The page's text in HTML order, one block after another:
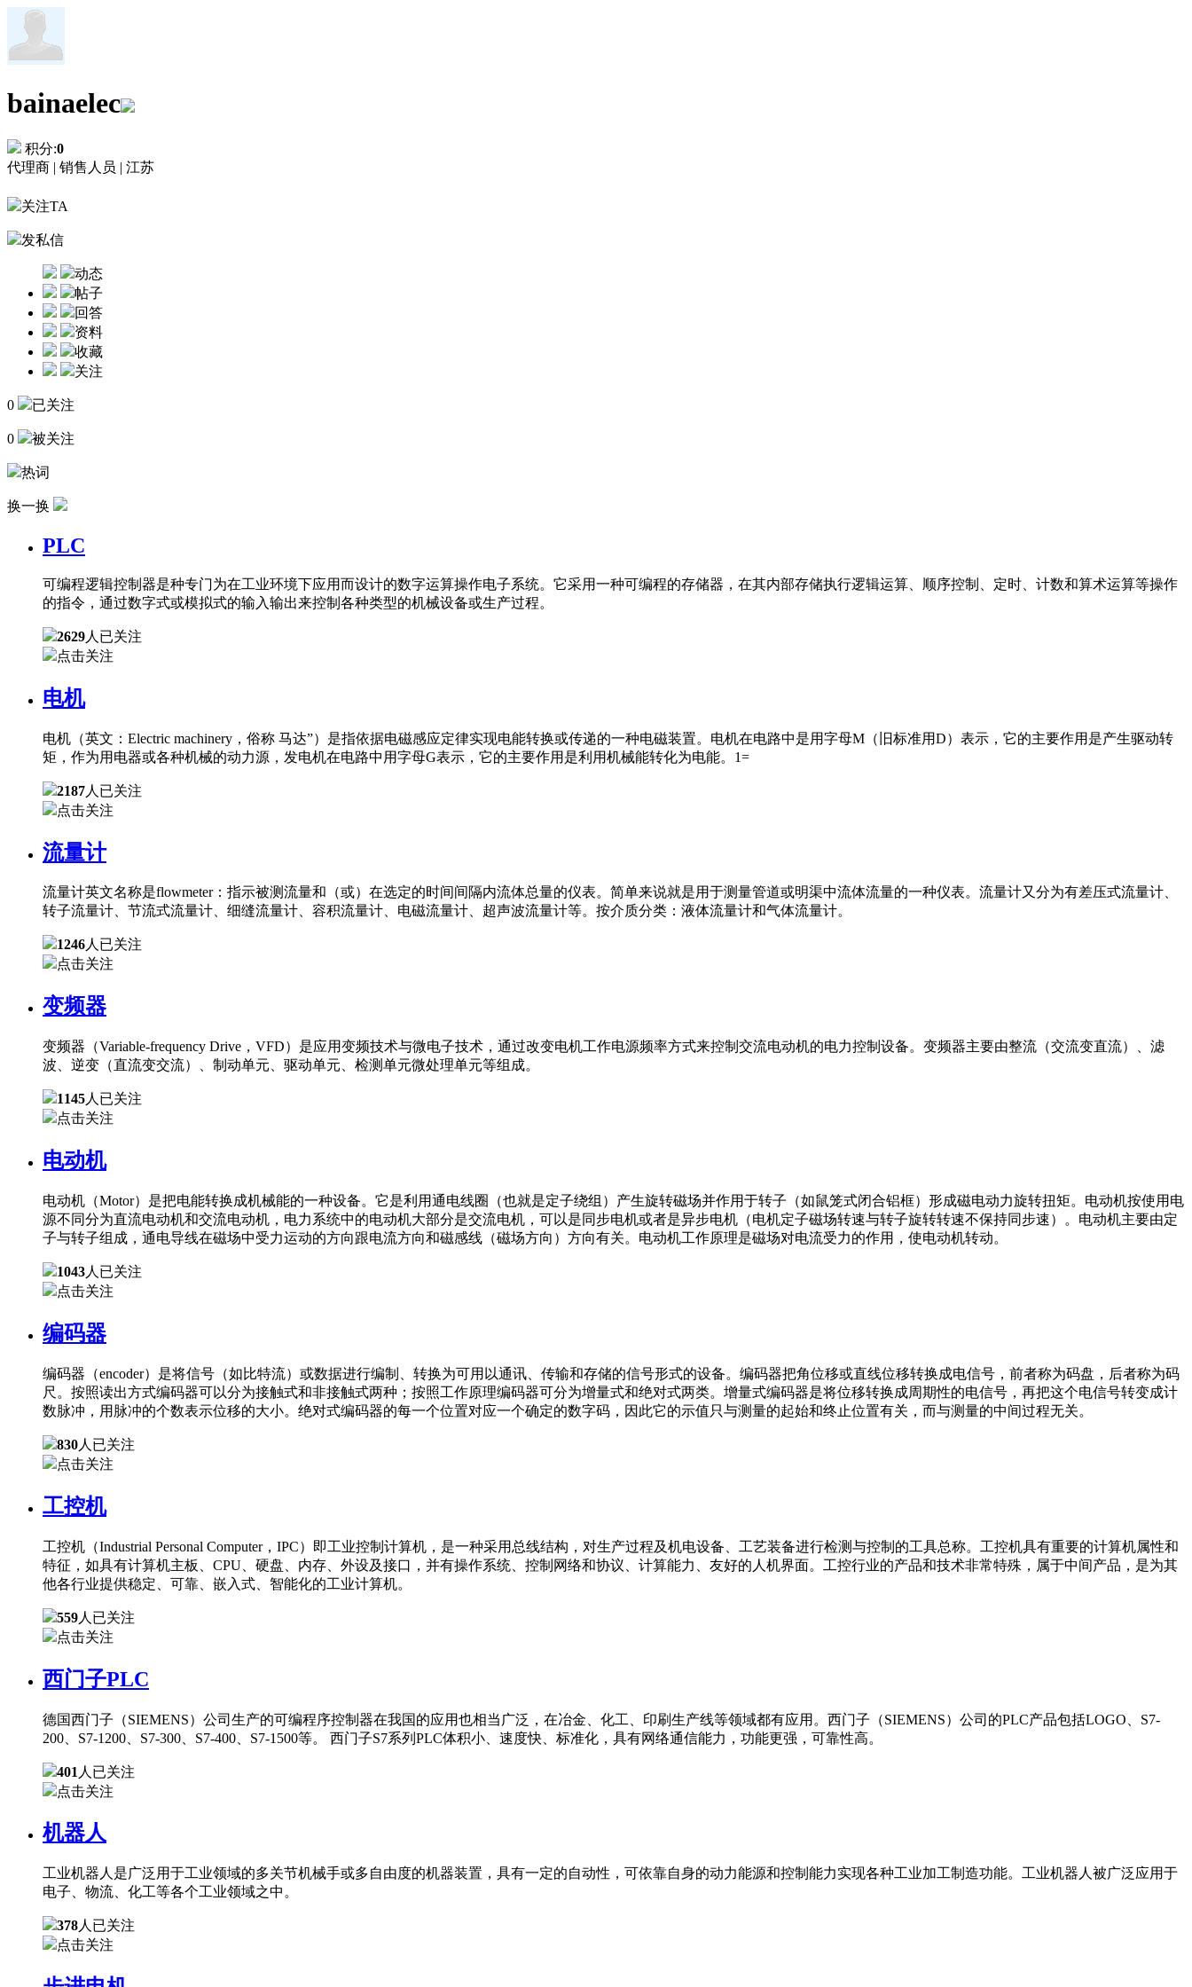
bainaelec
积分:0
代理商 | 销售人员 | 江苏
关注TA
发私信
动态
帖子
回答
资料
收藏
关注
0 已关注
0 被关注
热词
换一换
PLC
可编程逻辑控制器是种专门为在工业环境下应用而设计的数字运算操作电子系统。它采用一种可编程的存储器，在其内部存储执行逻辑运算、顺序控制、定时、计数和算术运算等操作
的指令，通过数字式或模拟式的输入输出来控制各种类型的机械设备或生产过程。
2629人已关注
点击关注
电机
电机（英文：Electric machinery，俗称 马达”）是指依据电磁感应定律实现电能转换或传递的一种电磁装置。电机在电路中是用字母M（旧标准用D）表示，它的主要作用是产生驱动转
矩，作为用电器或各种机械的动力源，发电机在电路中用字母G表示，它的主要作用是利用机械能转化为电能。1=
2187人已关注
点击关注
流量计
流量计英文名称是flowmeter：指示被测流量和（或）在选定的时间间隔内流体总量的仪表。简单来说就是用于测量管道或明渠中流体流量的一种仪表。流量计又分为有差压式流量计、
转子流量计、节流式流量计、细缝流量计、容积流量计、电磁流量计、超声波流量计等。按介质分类：液体流量计和气体流量计。
1246人已关注
点击关注
变频器
变频器（Variable-frequency Drive，VFD）是应用变频技术与微电子技术，通过改变电机工作电源频率方式来控制交流电动机的电力控制设备。变频器主要由整流（交流变直流）、滤
波、逆变（直流变交流）、制动单元、驱动单元、检测单元微处理单元等组成。
1145人已关注
点击关注
电动机
电动机（Motor）是把电能转换成机械能的一种设备。它是利用通电线圈（也就是定子绕组）产生旋转磁场并作用于转子（如鼠笼式闭合铝框）形成磁电动力旋转扭矩。电动机按使用电
源不同分为直流电动机和交流电动机，电力系统中的电动机大部分是交流电机，可以是同步电机或者是异步电机（电机定子磁场转速与转子旋转转速不保持同步速）。电动机主要由定
子与转子组成，通电导线在磁场中受力运动的方向跟电流方向和磁感线（磁场方向）方向有关。电动机工作原理是磁场对电流受力的作用，使电动机转动。
1043人已关注
点击关注
编码器
编码器（encoder）是将信号（如比特流）或数据进行编制、转换为可用以通讯、传输和存储的信号形式的设备。编码器把角位移或直线位移转换成电信号，前者称为码盘，后者称为码
尺。按照读出方式编码器可以分为接触式和非接触式两种；按照工作原理编码器可分为增量式和绝对式两类。增量式编码器是将位移转换成周期性的电信号，再把这个电信号转变成计
数脉冲，用脉冲的个数表示位移的大小。绝对式编码器的每一个位置对应一个确定的数字码，因此它的示值只与测量的起始和终止位置有关，而与测量的中间过程无关。
830人已关注
点击关注
工控机
工控机（Industrial Personal Computer，IPC）即工业控制计算机，是一种采用总线结构，对生产过程及机电设备、工艺装备进行检测与控制的工具总称。工控机具有重要的计算机属性和
特征，如具有计算机主板、CPU、硬盘、内存、外设及接口，并有操作系统、控制网络和协议、计算能力、友好的人机界面。工控行业的产品和技术非常特殊，属于中间产品，是为其
他各行业提供稳定、可靠、嵌入式、智能化的工业计算机。
559人已关注
点击关注
西门子PLC
德国西门子（SIEMENS）公司生产的可编程序控制器在我国的应用也相当广泛，在冶金、化工、印刷生产线等领域都有应用。西门子（SIEMENS）公司的PLC产品包括LOGO、S7-
200、S7-1200、S7-300、S7-400、S7-1500等。 西门子S7系列PLC体积小、速度快、标准化，具有网络通信能力，功能更强，可靠性高。
401 人已关注
点击关注
机器人
工业机器人是广泛用于工业领域的多关节机械手或多自由度的机器装置，具有一定的自动性，可依靠自身的动力能源和控制能力实现各种工业加工制造功能。工业机器人被广泛应用于
电子、物流、化工等各个工业领域之中。
378人已关注
点击关注